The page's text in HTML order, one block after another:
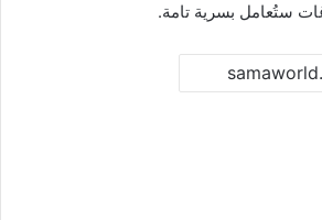
ستُعامل بسرية تامة.